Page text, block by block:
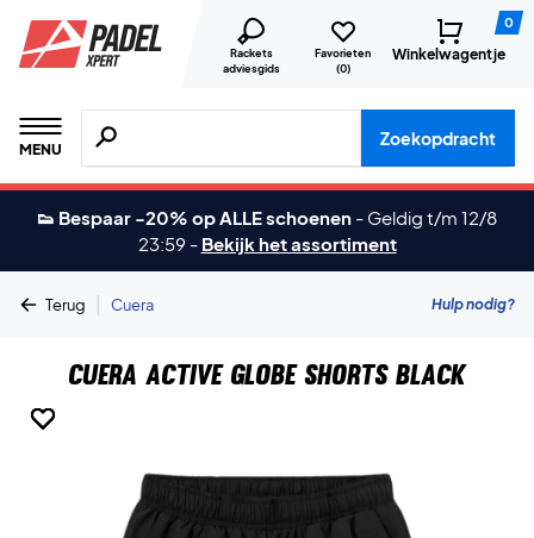
Rackets
adviesgids
Favorieten
(0)
0
Winkelwagentje
MENU
Zoeken naar producten, merken etc.
Zoekopdracht
👟 Bespaar -20% op ALLE schoenen - Geldig t/m 12/8
23:59 - Bekijk het assortiment
Terug | Cuera Hulp nodig?
Cuera Active Globe Shorts Black